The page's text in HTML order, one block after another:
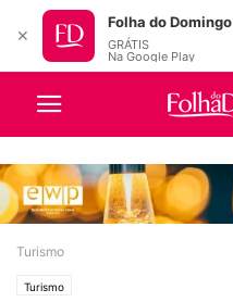
Turismo
Turismo
✕
Folha do Domingo
GRÁTIS
Na Google Play